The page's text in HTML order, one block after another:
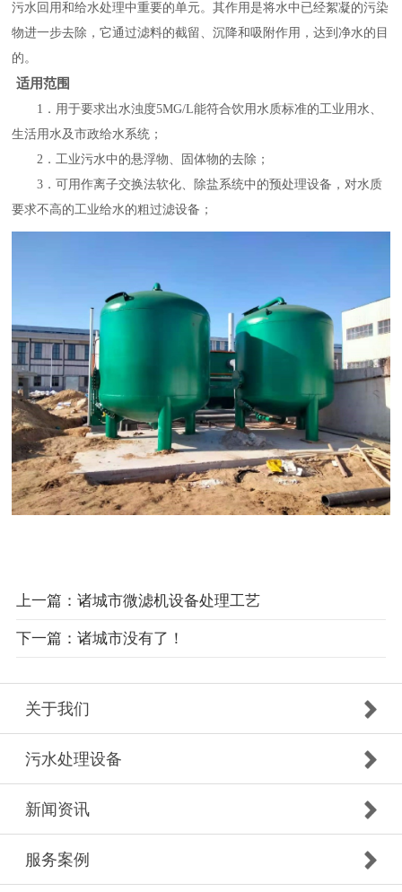
污水回用和给水处理中重要的单元。其作用是将水中已经絮凝的污染
物进一步去除，它通过滤料的截留、沉降和吸附作用，达到净水的目
的。
适用范围
1．用于要求出水浊度5MG/L能符合饮用水质标准的工业用水、
生活用水及市政给水系统；
2．工业污水中的悬浮物、固体物的去除；
3．可用作离子交换法软化、除盐系统中的预处理设备，对水质
要求不高的工业给水的粗过滤设备；
上一篇：诸城市微滤机设备处理工艺
下一篇：诸城市没有了！
关于我们
污水处理设备
新闻资讯
服务案例